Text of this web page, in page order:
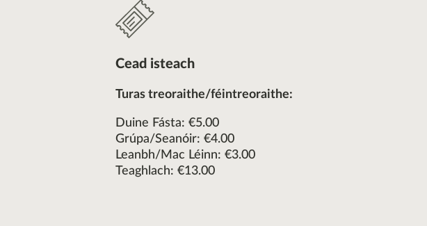
Cead isteach
Turas treoraithe/féintreoraithe:
Duine Fásta: €5.00
Grúpa/Seanóir: €4.00
Leanbh/Mac Léinn: €3.00
Teaghlach: €13.00